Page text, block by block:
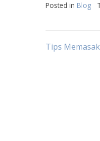
Posted in Blog
Post
Tips